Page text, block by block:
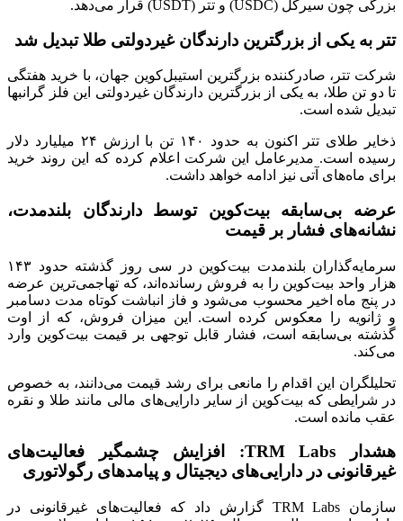
بزرگی چون سیرکل (USDC) و تتر (USDT) قرار می‌دهد.
تتر به یکی از بزرگترین دارندگان غیردولتی طلا تبدیل شد
شرکت تتر، صادرکننده بزرگترین استیبل‌کوین جهان، با خرید هفتگی
تا دو تن طلا، به یکی از بزرگترین دارندگان غیردولتی این فلز گرانبها
تبدیل شده است.
ذخایر طلای تتر اکنون به حدود ۱۴۰ تن با ارزش ۲۴ میلیارد دلار
رسیده است. مدیرعامل این شرکت اعلام کرده که این روند خرید
برای ماه‌های آتی نیز ادامه خواهد داشت.
عرضه بی‌سابقه بیت‌کوین توسط دارندگان بلندمدت،
نشانه‌های فشار بر قیمت
سرمایه‌گذاران بلندمدت بیت‌کوین در سی روز گذشته حدود ۱۴۳
هزار واحد بیت‌کوین را به فروش رسانده‌اند، که تهاجمی‌ترین عرضه
در پنج ماه اخیر محسوب می‌شود و فاز انباشت کوتاه مدت دسامبر
و ژانویه را معکوس کرده است. این میزان فروش، که از اوت
گذشته بی‌سابقه است، فشار قابل توجهی بر قیمت بیت‌کوین وارد
می‌کند.
تحلیلگران این اقدام را مانعی برای رشد قیمت می‌دانند، به خصوص
در شرایطی که بیت‌کوین از سایر دارایی‌های مالی مانند طلا و نقره
عقب مانده است.
هشدار TRM Labs: افزایش چشمگیر فعالیت‌های
غیرقانونی در دارایی‌های دیجیتال و پیامدهای رگولاتوری
سازمان TRM Labs گزارش داد که فعالیت‌های غیرقانونی در